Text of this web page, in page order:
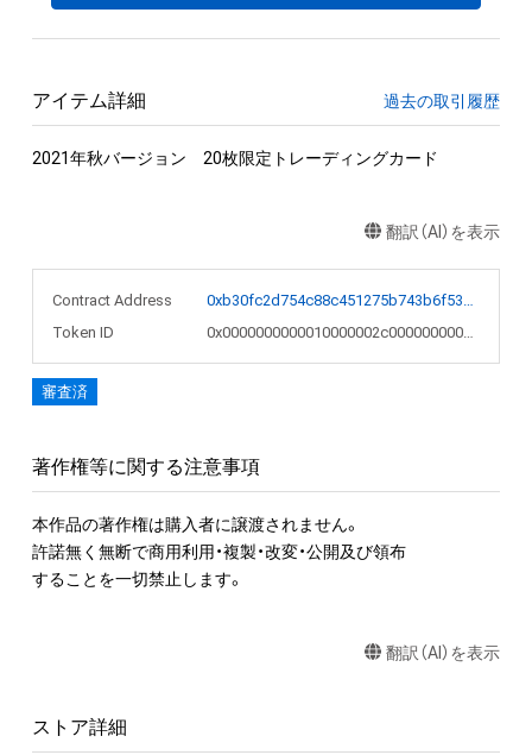
アイテム詳細 過去の取引履歴
2021年秋バージョン　20枚限定トレーディングカード
翻訳（AI）を表示
Contract Address
Token ID
0x0000000000010000002c00000000057d
審査済
著作権等に関する注意事項
本作品の著作権は購入者に譲渡されません。
許諾無く無断で商用利用・複製・改変・公開及び領布
することを一切禁止します。
翻訳（AI）を表示
ストア詳細